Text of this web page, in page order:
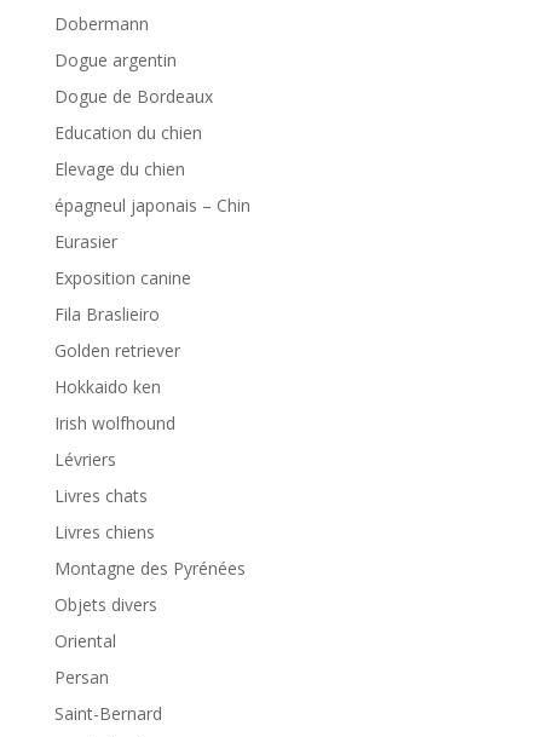
Dobermann
Dogue argentin
Dogue de Bordeaux
Education du chien
Elevage du chien
épagneul japonais – Chin
Eurasier
Exposition canine
Fila Braslieiro
Golden retriever
Hokkaido ken
Irish wolfhound
Lévriers
Livres chats
Livres chiens
Montagne des Pyrénées
Objets divers
Oriental
Persan
Saint-Bernard